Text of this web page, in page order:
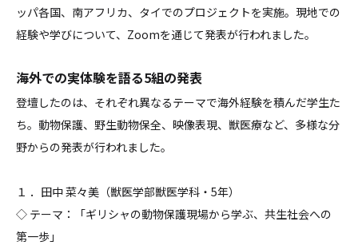
ッパ各国、南アフリカ、タイでのプロジェクトを実施。現地での
経験や学びについて、Zoomを通じて発表が行われました。
海外での実体験を語る5組の発表
登壇したのは、それぞれ異なるテーマで海外経験を積んだ学生た
ち。動物保護、野生動物保全、映像表現、獣医療など、多様な分
野からの発表が行われました。
１ ．田中 菜々美（獣医学部獣医学科・5年）
◇ テーマ：「ギリシャの動物保護現場から学ぶ、共生社会への
第一歩」